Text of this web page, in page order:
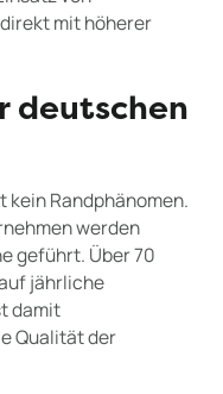
mit höherer
deutschen
Randphänomen.
werden
geführt. Über 70
jährliche
damit
Qualität der